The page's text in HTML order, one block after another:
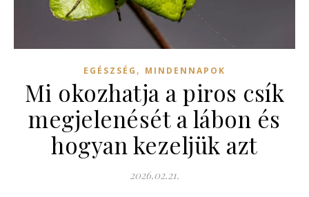
EGÉSZSÉG , MINDENNAPOK
Mi okozhatja a piros csík
megjelenését a lábon és
hogyan kezeljük azt
2026.02.21.